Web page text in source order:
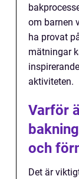
om barnen
ha provat
mätningar
aktiviteten.
Varför
och
Det är